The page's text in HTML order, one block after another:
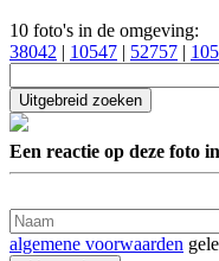
10 foto's in de omgeving:
38042
10547 52757
Een reactie op deze foto
algemene voorwaarden